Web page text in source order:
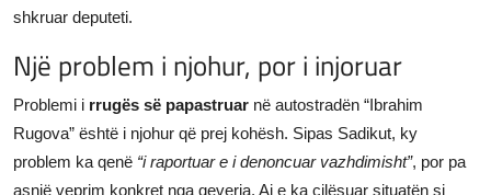
shkruar deputeti.
Një problem i njohur, por i injoruar
Problemi i rrugës së papastruar në autostradën “Ibrahim
Rugova” është i njohur që prej kohësh. Sipas Sadikut, ky
problem ka qenë “i raportuar e i denoncuar vazhdimisht”, por pa
asnjë veprim konkret nga qeveria. Ai e ka cilësuar situatën si